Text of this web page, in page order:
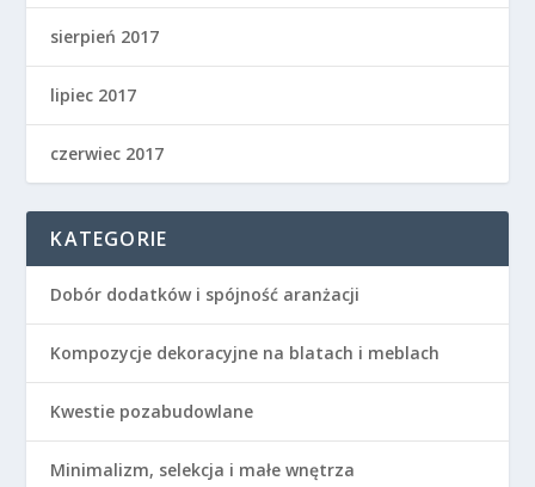
sierpień 2017
lipiec 2017
czerwiec 2017
KATEGORIE
Dobór dodatków i spójność aranżacji
Kompozycje dekoracyjne na blatach i meblach
Kwestie pozabudowlane
Minimalizm, selekcja i małe wnętrza